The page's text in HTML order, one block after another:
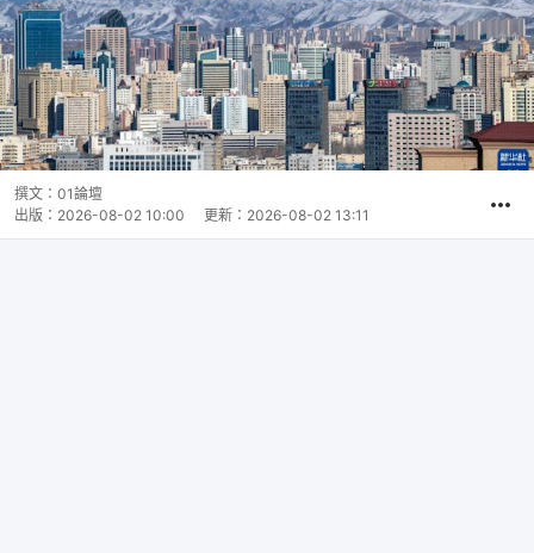
撰文： 01論壇
出版： 2026-08-02 10:00 更新： 2026-08-02 13:11